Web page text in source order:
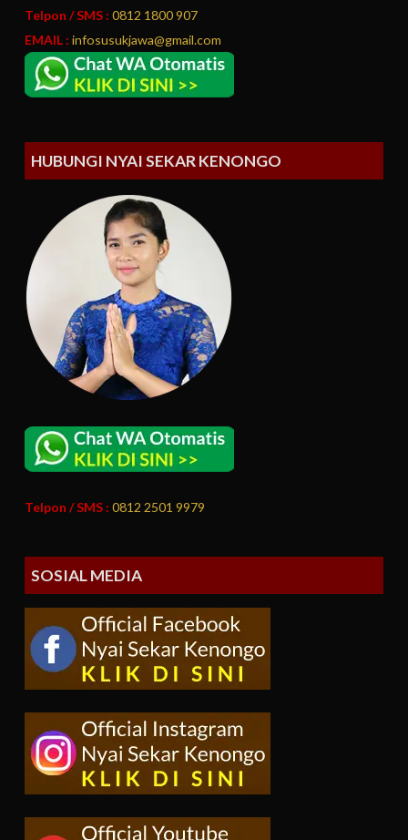
Telpon / SMS : 0812 1800 907
EMAIL : infosusukjawa@gmail.com
HUBUNGI NYAI SEKAR KENONGO
Telpon / SMS : 0812 2501 9979
SOSIAL MEDIA